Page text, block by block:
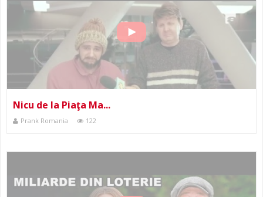
Nicu de la Piaţa Ma...
Prank Romania 122